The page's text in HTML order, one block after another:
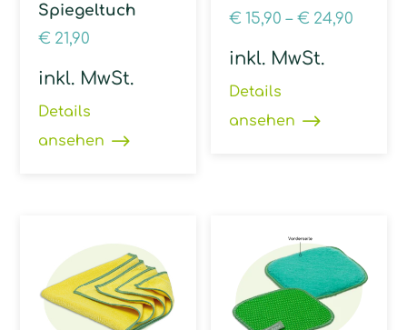
Spiegeltuch
€ 21,90
inkl. MwSt.
Details
ansehen
€ 15,90 –€ 24,90
inkl. MwSt.
Details
ansehen